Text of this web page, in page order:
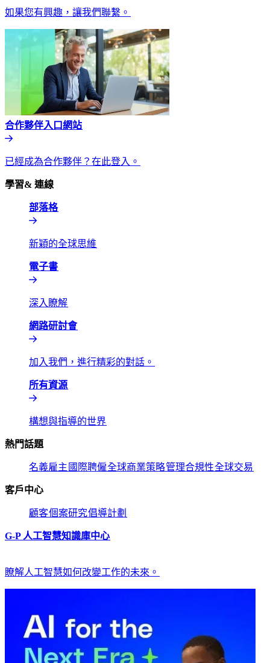
如果您有興趣，讓我們聯繫。​​
合作夥伴入口網站​​
已經成為合作夥伴？在此登入。​​
學習& 連線​​
部落格​​
新穎的全球思維​​
電子書​​
深入瞭解​​
網路研討會​​
加入我們，進行精彩的對話。​​
所有資源​​
構想與指導的世界​​
熱門話題​​
名義雇主​​ 國際聘僱​​全球商業策略​​管理合規性​​全球交易​​
客戶中心​​
顧客​​個案研究​​倡導計劃​​
G-P 人工智慧知識庫中心​​
瞭解人工智慧如何改變工作的未來。​​